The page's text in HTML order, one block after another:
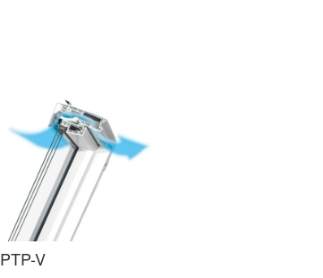
PTP-V